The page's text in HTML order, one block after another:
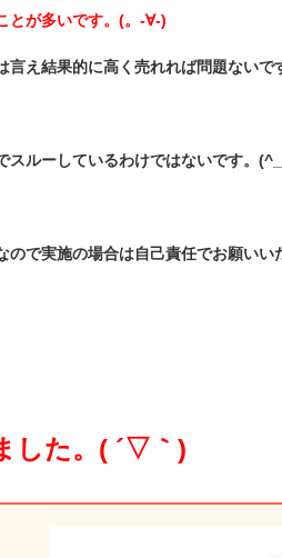
とが多いです。(。-∀-)
言え結果的に高く売れれば問題ないで
スルーしているわけではないです。
ので実施の場合は自己責任でお願い
した。( ´▽｀)